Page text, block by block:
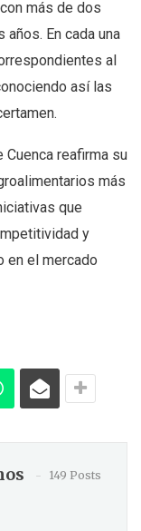
más de dos
En cada una
al
así las
Cuenca reafirma su
más
que
y
en el mercado
149 Posts